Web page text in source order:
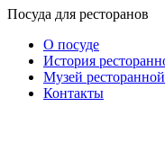
Посуда для ресторанов
О посуде
История
Музей
Контакты